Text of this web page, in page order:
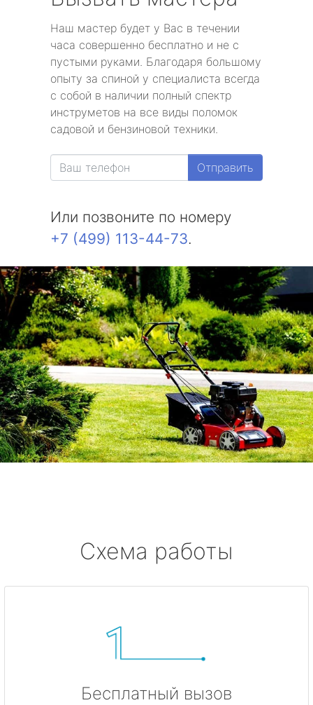
Наш мастер будет у Вас в течении
часа совершенно бесплатно и не с
пустыми руками. Благодаря большому
опыту за спиной у специалиста всегда
с собой в наличии полный спектр
инструметов на все виды поломок
садовой и бензиновой техники.
Отправить
Или позвоните по номеру
+7 (499) 113-44-73.
Схема работы
Бесплатный вызов